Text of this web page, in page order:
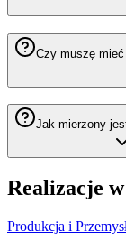
Czy muszę mieć
Jak mierzony
Realizacje
Produkcja i